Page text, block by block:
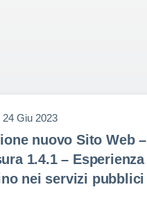
24 Giu 2023
nuovo Sito Web –
1.4.1 – Esperienza
nei servizi pubblici